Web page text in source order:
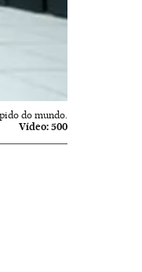
do mundo.
Vídeo: 500